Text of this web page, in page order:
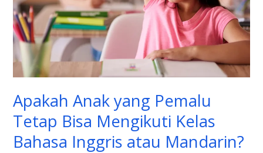
Apakah Anak yang Pemalu
Tetap Bisa Mengikuti Kelas
Bahasa Inggris atau Mandarin?
Bisa
Mengikuti
Kelas
Bahasa
Inggris
Mandarin?